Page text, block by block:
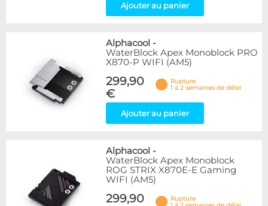
Ajouter au panier
Alphacool -
WaterBlock Apex Monoblock PRO
X870-P WIFI (AM5)
299,90
€
Rupture
1 à 2 semaines de délai
Ajouter au panier
Alphacool -
WaterBlock Apex Monoblock
ROG STRIX X870E-E Gaming
WIFI (AM5)
299,90
Rupture